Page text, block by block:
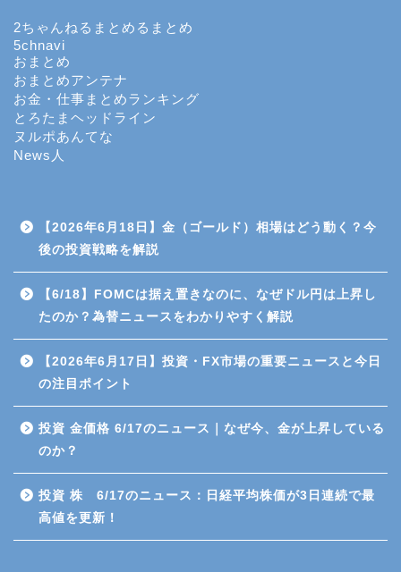
2ちゃんねるまとめるまとめ
5chnavi
おまとめ
おまとめアンテナ
お金・仕事まとめランキング
とろたまヘッドライン
ヌルポあんてな
News人
【2026年6月18日】金（ゴールド）相場はどう動く？今
後の投資戦略を解説
【6/18】FOMCは据え置きなのに、なぜドル円は上昇し
たのか？為替ニュースをわかりやすく解説
【2026年6月17日】投資・FX市場の重要ニュースと今日
の注目ポイント
投資 金価格 6/17のニュース｜なぜ今、金が上昇している
のか？
投資 株 6/17のニュース：日経平均株価が3日連続で最
高値を更新！
商品先物取引
投資信託
日経平均先物・オプション
取引
金（ゴールド）
高配当株投資
雑談